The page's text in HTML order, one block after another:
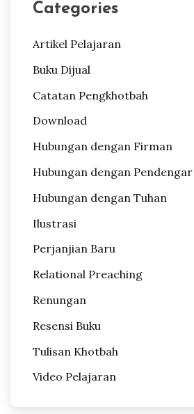
Categories
Artikel Pelajaran
Buku Dijual
Catatan Pengkhotbah
Download
Hubungan dengan Firman
Hubungan dengan Pendengar
Hubungan dengan Tuhan
Ilustrasi
Perjanjian Baru
Relational Preaching
Renungan
Resensi Buku
Tulisan Khotbah
Video Pelajaran